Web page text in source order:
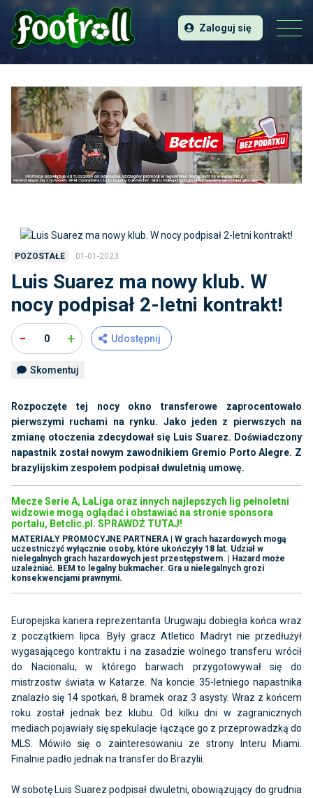
Zaloguj się
POZOSTAŁE 01-01-2023
Luis Suarez ma nowy klub. W
nocy podpisał 2-letni kontrakt!
- 0 + Udostępnij
Skomentuj
Rozpoczęte tej nocy okno transferowe zaprocentowało
pierwszymi ruchami na rynku. Jako jeden z pierwszych na
zmianę otoczenia zdecydował się Luis Suarez. Doświadczony
napastnik został nowym zawodnikiem Gremio Porto Alegre. Z
brazylijskim zespołem podpisał dwuletnią umowę.
Mecze Serie A, LaLiga oraz innych najlepszych lig pełnoletni
widzowie mogą oglądać i obstawiać na stronie sponsora
portalu, Betclic.pl. SPRAWDŹ TUTAJ!
MATERIAŁY PROMOCYJNE PARTNERA | W grach hazardowych mogą
uczestniczyć wyłącznie osoby, które ukończyły 18 lat. Udział w
nielegalnych grach hazardowych jest przestępstwem. | Hazard może
uzależniać. BEM to legalny bukmacher. Gra u nielegalnych grozi
konsekwencjami prawnymi.
Europejska kariera reprezentanta Urugwaju dobiegła końca wraz
z początkiem lipca. Były gracz Atletico Madryt nie przedłużył
wygasającego kontraktu i na zasadzie wolnego transferu wrócił
do Nacionalu, w którego barwach przygotowywał się do
mistrzostw świata w Katarze. Na koncie 35-letniego napastnika
znalazło się 14 spotkań, 8 bramek oraz 3 asysty. Wraz z końcem
roku został jednak bez klubu. Od kilku dni w zagranicznych
mediach pojawiały się spekulacje łączące go z przeprowadzką do
MLS. Mówiło się o zainteresowaniu ze strony Interu Miami.
Finalnie padło jednak na transfer do Brazylii.
W sobotę Luis Suarez podpisał dwuletni, obowiązujący do grudnia